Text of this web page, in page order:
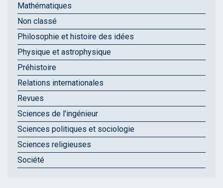
Mathématiques
Non classé
Philosophie et histoire des idées
Physique et astrophysique
Préhistoire
Relations internationales
Revues
Sciences de l'ingénieur
Sciences politiques et sociologie
Sciences religieuses
Société